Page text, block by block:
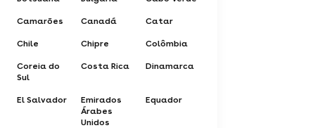
Camarões Canadá Catar
Chile Chipre Colômbia
Coreia do
Sul
Costa Rica Dinamarca
El Salvador
Emirados
Árabes
Unidos
Equador